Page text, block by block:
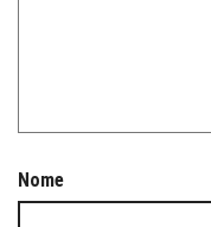
Nome